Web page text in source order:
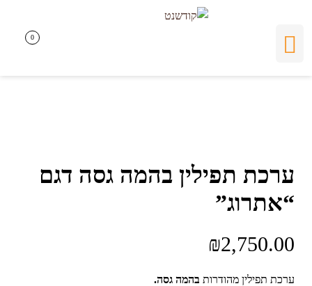
0
ערכת תפילין בהמה גסה דגם
“אתרוג”
₪2,750.00
ערכת תפילין מהודרות בהמה גסה.
0